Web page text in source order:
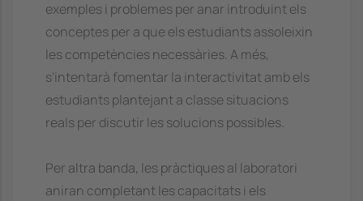
exemples i problemes per anar introduint els
conceptes per a que els estudiants assoleixin
les competències necessàries. A més,
s'intentarà fomentar la interactivitat amb els
estudiants plantejant a classe situacions
reals per discutir les solucions possibles.
Per altra banda, les pràctiques al laboratori
aniran completant les capacitats i els